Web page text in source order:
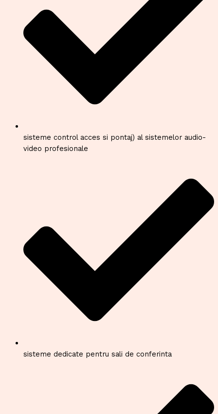
sisteme control acces si pontaj) al sistemelor audio-
video profesionale
sisteme dedicate pentru sali de conferinta